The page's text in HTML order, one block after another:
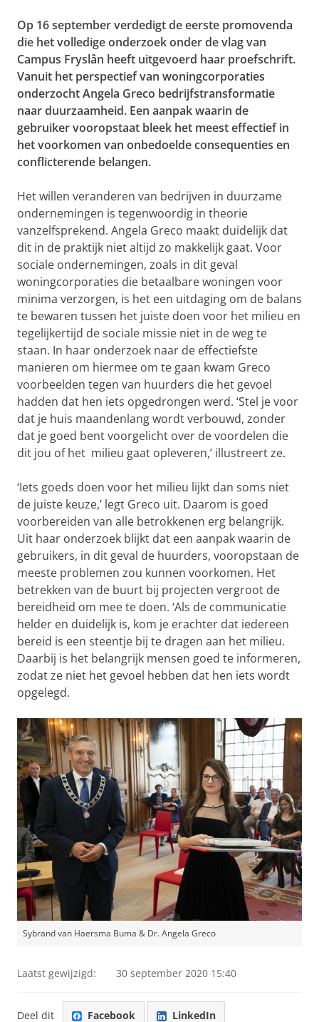
Op 16 september verdedigt de eerste promovenda
die het volledige onderzoek onder de vlag van
Campus Fryslân heeft uitgevoerd haar proefschrift.
Vanuit het perspectief van woningcorporaties
onderzocht Angela Greco bedrijfstransformatie
naar duurzaamheid. Een aanpak waarin de
gebruiker vooropstaat bleek het meest effectief in
het voorkomen van onbedoelde consequenties en
conflicterende belangen.
Het willen veranderen van bedrijven in duurzame
ondernemingen is tegenwoordig in theorie
vanzelfsprekend. Angela Greco maakt duidelijk dat
dit in de praktijk niet altijd zo makkelijk gaat. Voor
sociale ondernemingen, zoals in dit geval
woningcorporaties die betaalbare woningen voor
minima verzorgen, is het een uitdaging om de balans
te bewaren tussen het juiste doen voor het milieu en
tegelijkertijd de sociale missie niet in de weg te
staan. In haar onderzoek naar de effectiefste
manieren om hiermee om te gaan kwam Greco
voorbeelden tegen van huurders die het gevoel
hadden dat hen iets opgedrongen werd. ‘Stel je voor
dat je huis maandenlang wordt verbouwd, zonder
dat je goed bent voorgelicht over de voordelen die
dit jou of het milieu gaat opleveren,’ illustreert ze.
‘Iets goeds doen voor het milieu lijkt dan soms niet
de juiste keuze,’ legt Greco uit. Daarom is goed
voorbereiden van alle betrokkenen erg belangrijk.
Uit haar onderzoek blijkt dat een aanpak waarin de
gebruikers, in dit geval de huurders, vooropstaan de
meeste problemen zou kunnen voorkomen. Het
betrekken van de buurt bij projecten vergroot de
bereidheid om mee te doen. ‘Als de communicatie
helder en duidelijk is, kom je erachter dat iedereen
bereid is een steentje bij te dragen aan het milieu.
Daarbij is het belangrijk mensen goed te informeren,
zodat ze niet het gevoel hebben dat hen iets wordt
opgelegd.
Sybrand van Haersma Buma & Dr. Angela Greco
Laatst gewijzigd: 30 september 2020 15:40
Deel dit Facebook LinkedIn